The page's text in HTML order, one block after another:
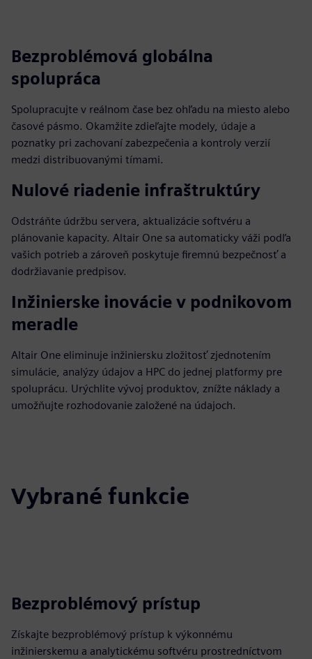
Bezproblémová globálna
spolupráca
Spolupracujte v reálnom čase bez ohľadu na miesto alebo
časové pásmo. Okamžite zdieľajte modely, údaje a
poznatky pri zachovaní zabezpečenia a kontroly verzií
medzi distribuovanými tímami.
Nulové riadenie infraštruktúry
Odstráňte údržbu servera, aktualizácie softvéru a
plánovanie kapacity. Altair One sa automaticky váži podľa
vašich potrieb a zároveň poskytuje firemnú bezpečnosť a
dodržiavanie predpisov.
Inžinierske inovácie v podnikovom
meradle
Altair One eliminuje inžiniersku zložitosť zjednotením
simulácie, analýzy údajov a HPC do jednej platformy pre
spoluprácu. Urýchlite vývoj produktov, znížte náklady a
umožňujte rozhodovanie založené na údajoch.
Vybrané funkcie
Bezproblémový prístup
Získajte bezproblémový prístup k výkonnému
inžinierskemu a analytickému softvéru prostredníctvom